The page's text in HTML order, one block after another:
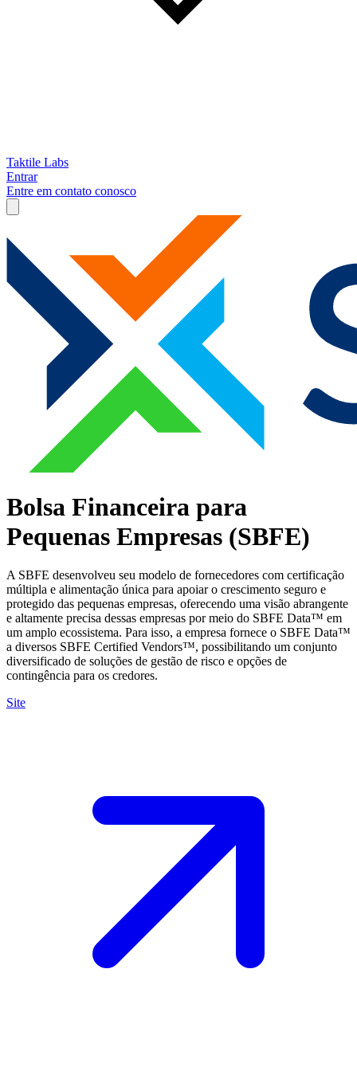
Taktile Labs
Entrar
Entre em contato conosco
Bolsa Financeira para
Pequenas Empresas (SBFE)
A SBFE desenvolveu seu modelo de fornecedores com certificação
múltipla e alimentação única para apoiar o crescimento seguro e
protegido das pequenas empresas, oferecendo uma visão abrangente
e altamente precisa dessas empresas por meio do SBFE Data™ em
um amplo ecossistema. Para isso, a empresa fornece o SBFE Data™
a diversos SBFE Certified Vendors™, possibilitando um conjunto
diversificado de soluções de gestão de risco e opções de
contingência para os credores.
Site